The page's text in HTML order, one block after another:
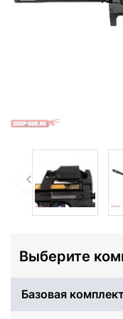
Выберите
Базовая